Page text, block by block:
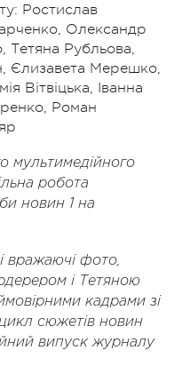
Ростислав
Олександр
Рубльова,
Єлизавета Мерешко,
Вітвіцька, Іванна
Роман
мультимедійного
робота
новин 1 на
вражаючі фото,
і Тетяною
кадрами зі
сюжетів новин
випуск журналу